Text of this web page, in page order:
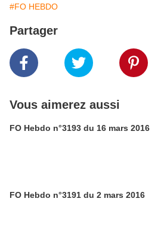
#FO HEBDO
Partager
Vous aimerez aussi
FO Hebdo n°3193 du 16 mars 2016
FO Hebdo n°3191 du 2 mars 2016